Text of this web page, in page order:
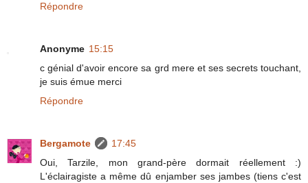
Répondre
Anonyme 15:15
c génial d'avoir encore sa grd mere et ses secrets touchant,
je suis émue merci
Répondre
Bergamote
17:45
Oui, Tarzile, mon grand-père dormait réellement :)
L'éclairagiste a même dû enjamber ses jambes (tiens c'est